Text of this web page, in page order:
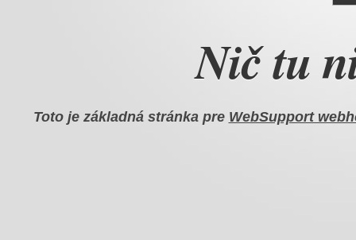
Nič tu
Toto je základná stránka pre WebSupport